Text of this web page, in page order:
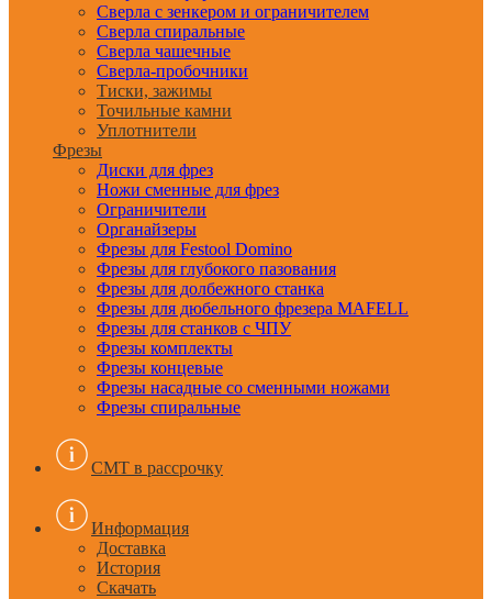
Сверла с зенкером и ограничителем
Сверла спиральные
Сверла чашечные
Сверла-пробочники
Тиски, зажимы
Точильные камни
Уплотнители
Фрезы
Диски для фрез
Ножи сменные для фрез
Ограничители
Органайзеры
Фрезы для Festool Domino
Фрезы для глубокого пазования
Фрезы для долбежного станка
Фрезы для дюбельного фрезера MAFELL
Фрезы для станков с ЧПУ
Фрезы комплекты
Фрезы концевые
Фрезы насадные со сменными ножами
Фрезы спиральные
CMT в рассрочку
Информация
Доставка
История
Скачать